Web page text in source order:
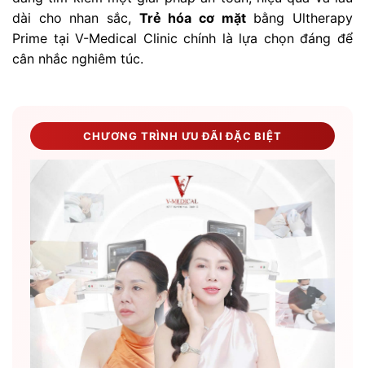
dài cho nhan sắc, Trẻ hóa cơ mặtbằng Ultherapy
Prime tại V-Medical Clinic chính là lựa chọn đáng để
cân nhắc nghiêm túc.
CHƯƠNG TRÌNH ƯU ĐÃI ĐẶC BIỆT